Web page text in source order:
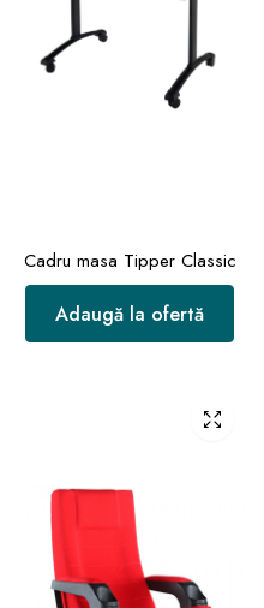
Cadru masa Tipper Classic
Adaugă la ofertă